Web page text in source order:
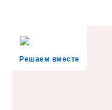
Решаем вместе